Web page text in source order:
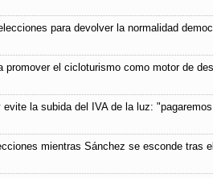
para devolver la normalidad
promover el cicloturismo como motor de
la subida del IVA de la luz:
mientras Sánchez se esconde tras